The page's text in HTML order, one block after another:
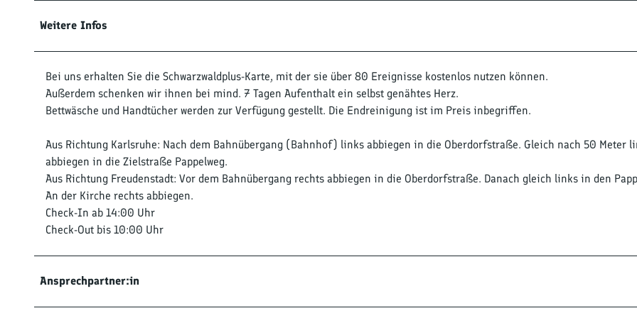
Weitere Infos
Bei uns erhalten Sie die Schwarzwaldplus-Karte, mit der sie über 80 Ereignisse kostenlos nutzen können.
Außerdem schenken wir ihnen bei mind. 7 Tagen Aufenthalt ein selbst genähtes Herz.
Bettwäsche und Handtücher werden zur Verfügung gestellt. Die Endreinigung ist im Preis inbegriffen.
Aus Richtung Karlsruhe: Nach dem Bahnübergang (Bahnhof) links abbiegen in die Oberdorfstraße. Gleich nach 50 Meter
abbiegen in die Zielstraße Pappelweg.
Aus Richtung Freudenstadt: Vor dem Bahnübergang rechts abbiegen in die Oberdorfstraße. Danach gleich links in den
An der Kirche rechts abbiegen.
Check-In ab 14:00 Uhr
Check-Out bis 10:00 Uhr
Ansprechpartner:in